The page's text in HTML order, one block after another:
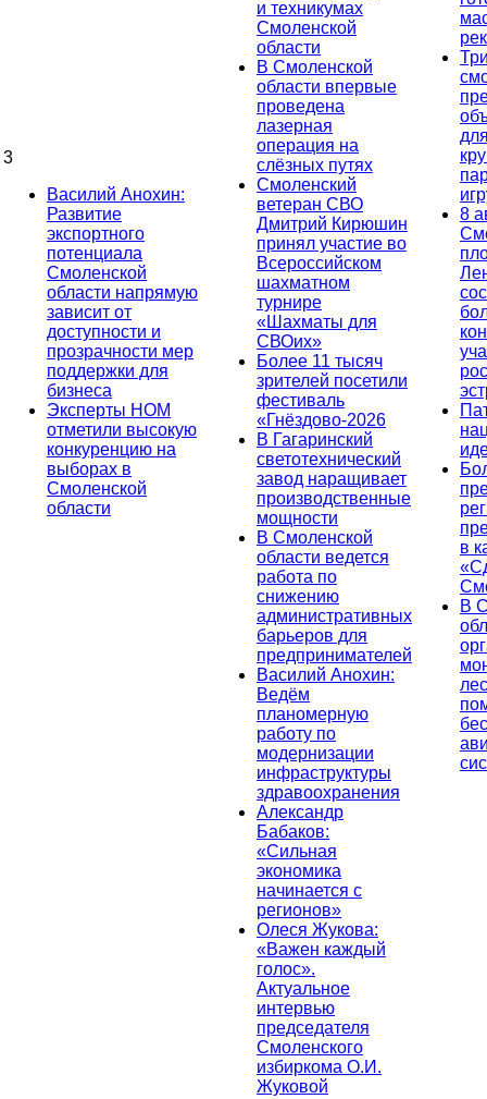
3
Василий Анохин:
Развитие
экспортного
потенциала
Смоленской
области напрямую
зависит от
доступности и
прозрачности мер
поддержки для
бизнеса
Эксперты НОМ
отметили высокую
конкуренцию на
выборах в
Смоленской
области
и техникумах
Смоленской
области
В Смоленской
области впервые
проведена
лазерная
операция на
слёзных путях
Смоленский
ветеран СВО
Дмитрий Кирюшин
принял участие во
Всероссийском
шахматном
турнире
«Шахматы для
СВОих»
Более 11 тысяч
зрителей посетили
фестиваль
«Гнёздово-2026
В Гагаринский
светотехнический
завод наращивает
производственные
мощности
В Смоленской
области ведется
работа по
снижению
административных
барьеров для
предпринимателей
Василий Анохин:
Ведём
планомерную
работу по
модернизации
инфраструктуры
здравоохранения
Александр
Бабаков:
«Сильная
экономика
начинается с
регионов»
Олеся Жукова:
«Важен каждый
голос».
Актуальное
интервью
председателя
Смоленского
избиркома О.И.
Жуковой
8
в
В